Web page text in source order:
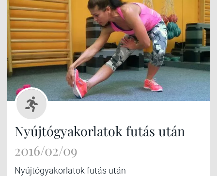
Nyújtógyakorlatok futás után
2016/02/09
Nyújtógyakorlatok futás után